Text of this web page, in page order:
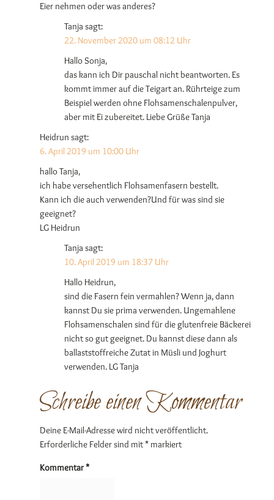
Eier nehmen oder was anderes?
Tanja sagt:
22. November 2020 um 08:12 Uhr
Hallo Sonja,
das kann ich Dir pauschal nicht beantworten. Es
kommt immer auf die Teigart an. Rührteige zum
Beispiel werden ohne Flohsamenschalenpulver,
aber mit Ei zubereitet. Liebe Grüße Tanja
Heidrun sagt:
6. April 2019 um 10:00 Uhr
hallo Tanja,
ich habe versehentlich Flohsamenfasern bestellt.
Kann ich die auch verwenden?Und für was sind sie
geeignet?
LG Heidrun
Tanja sagt:
10. April 2019 um 18:37 Uhr
Hallo Heidrun,
sind die Fasern fein vermahlen? Wenn ja, dann
kannst Du sie prima verwenden. Ungemahlene
Flohsamenschalen sind für die glutenfreie Bäckerei
nicht so gut geeignet. Du kannst diese dann als
ballaststoffreiche Zutat in Müsli und Joghurt
verwenden. LG Tanja
Schreibe einen Kommentar
Deine E-Mail-Adresse wird nicht veröffentlicht.
Erforderliche Felder sind mit* markiert
Kommentar*